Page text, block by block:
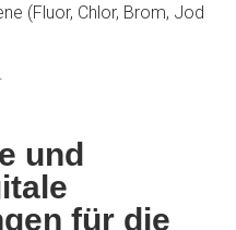
(Fluor, Chlor, Brom, Jod
und
für die